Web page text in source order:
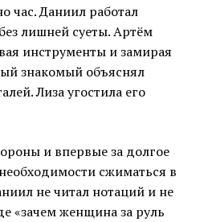
час. Даниил работал
лишней суеты. Артём
инструменты и замирая
знакомый объяснял
Лиза угостила его
и впервые за долгое
сжиматься в
не читал нотаций и не
«зачем женщина за руль